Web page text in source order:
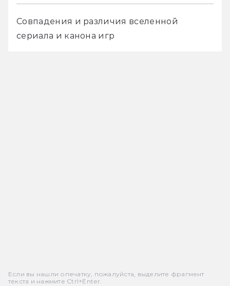
Совпадения и различия вселенной
сериала и канона игр
Если вы нашли опечатку, пожалуйста, выделите фрагмент
текста и нажмите Ctrl+Enter.